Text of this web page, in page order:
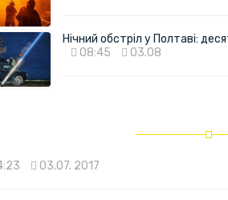
Нічний обстріл у Полтаві:
08:45
03.08
03.07. 2017